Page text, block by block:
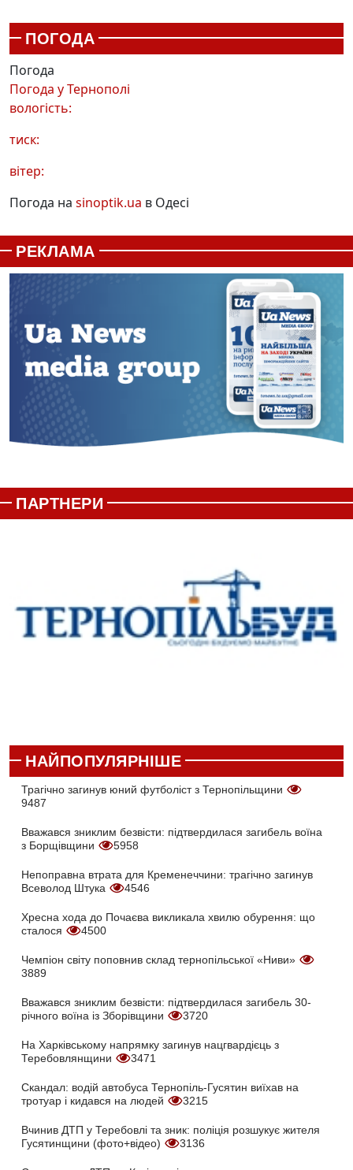
ПОГОДА
Погода
Погода уТернополі
вологість:
тиск:
вітер:
Погода на sinoptik.ua в Одесі
РЕКЛАМА
ПАРТНЕРИ
НАЙПОПУЛЯРНІШЕ
Трагічно загинув юний футболіст з Тернопільщини
9487
Вважався зниклим безвісти: підтвердилася загибель воїна
з Борщівщини
5958
Непоправна втрата для Кременеччини: трагічно загинув
Всеволод Штука
4546
Хресна хода до Почаєва викликала хвилю обурення: що
сталося
4500
Чемпіон світу поповнив склад тернопільської «Ниви»
3889
Вважався зниклим безвісти: підтвердилася загибель 30-
річного воїна із Зборівщини
3720
На Харківському напрямку загинув нацгвардієць з
Теребовлянщини
3471
Скандал: водій автобуса Тернопіль-Гусятин виїхав на
тротуар і кидався на людей
3215
Вчинив ДТП у Теребовлі та зник: поліція розшукує жителя
Гусятинщини (фото+відео)
3136